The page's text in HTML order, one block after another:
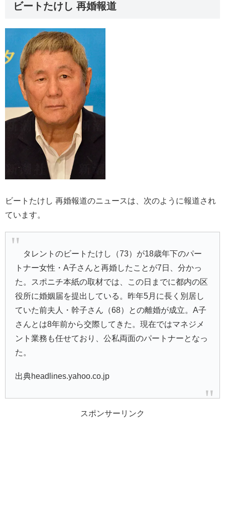
ビートたけし 再婚報道
ビートたけし 再婚報道のニュースは、次のように報道され
ています。
タレントのビートたけし（73）が18歳年下のパー
トナー女性・A子さんと再婚したことが7日、分かっ
た。スポニチ本紙の取材では、この日までに都内の区
役所に婚姻届を提出している。昨年5月に長く別居し
ていた前夫人・幹子さん（68）との離婚が成立。A子
さんとは8年前から交際してきた。現在ではマネジメ
ント業務も任せており、公私両面のパートナーとなっ
た。
出典headlines.yahoo.co.jp
スポンサーリンク